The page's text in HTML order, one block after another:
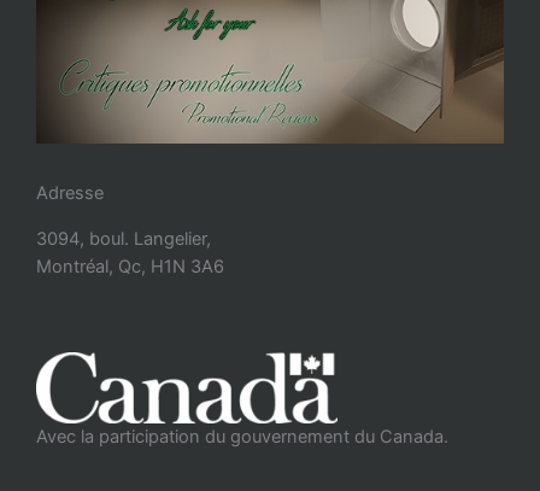
Adresse
3094, boul. Langelier,
Montréal, Qc, H1N 3A6
Avec la participation du gouvernement du Canada.